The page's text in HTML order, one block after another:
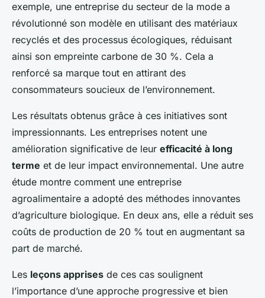
exemple, une entreprise du secteur de la mode a
révolutionné son modèle en utilisant des matériaux
recyclés et des processus écologiques, réduisant
ainsi son empreinte carbone de 30 %. Cela a
renforcé sa marque tout en attirant des
consommateurs soucieux de l’environnement.
Les résultats obtenus grâce à ces initiatives sont
impressionnants. Les entreprises notent une
amélioration significative de leur efficacité à long
terme et de leur impact environnemental. Une autre
étude montre comment une entreprise
agroalimentaire a adopté des méthodes innovantes
d’agriculture biologique. En deux ans, elle a réduit ses
coûts de production de 20 % tout en augmentant sa
part de marché.
Les leçons apprises de ces cas soulignent
l’importance d’une approche progressive et bien